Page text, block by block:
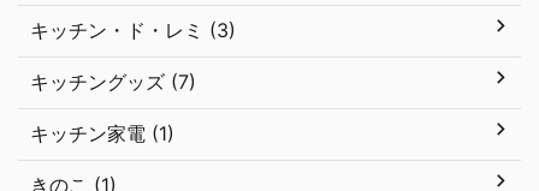
キッチン・ド・レミ (3)
キッチングッズ (7)
キッチン家電 (1)
きのこ (1)